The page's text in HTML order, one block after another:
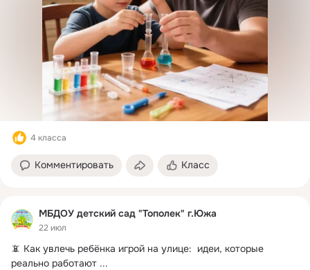
4 класса
Комментировать Класс
МБДОУ детский сад "Тополек" г.Южа
22 июл
📵 Как увлечь ребёнка игрой на улице:  идеи, которые
реально работают ...